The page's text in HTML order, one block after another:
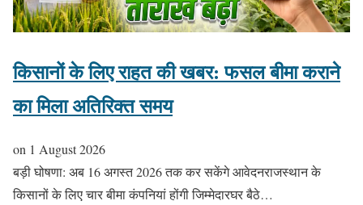
किसानों के लिए राहत की खबर: फसल बीमा कराने
का मिला अतिरिक्त समय
on 1 August 2026
बड़ी घोषणा: अब 16 अगस्त 2026 तक कर सकेंगे आवेदनराजस्थान के
किसानों के लिए चार बीमा कंपनियां होंगी जिम्मेदारघर बैठे…